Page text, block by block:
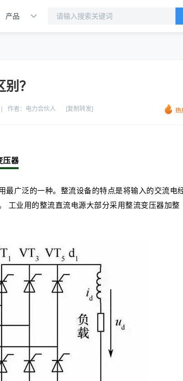
产品
？
作者： 电力合伙人 [复制转发]
压器
最广泛的一种。整流设备的特点是将输入的交流电
工业用的整流直流电源大部分采用整流变压器加整